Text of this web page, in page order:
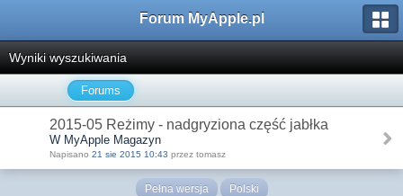
Forum MyApple.pl
Wyniki wyszukiwania
Forums
2015-05 Reżimy - nadgryziona część jabłka
W MyApple Magazyn
Napisano 21 sie 2015 10:43 przez tomasz
Pełna wersja Polski